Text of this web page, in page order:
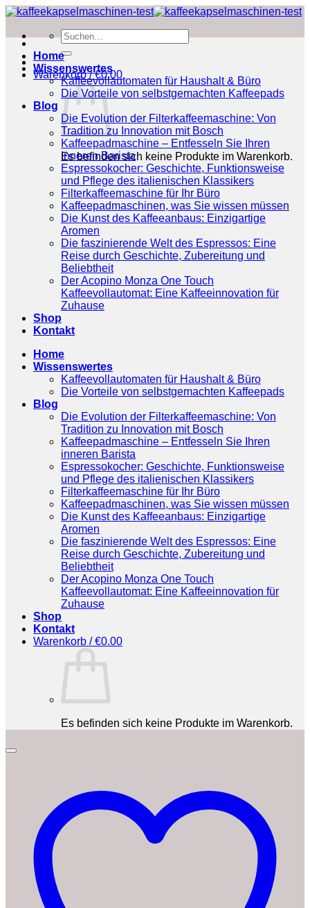
Zum
springen
Suchen
nach:
Warenkorb /€0.00
Es befinden sich keine Produkte im Warenkorb.
Home
Wissenswertes
Kaffeevollautomaten für Haushalt & Büro
Die Vorteile von selbstgemachten Kaffeepads
Blog
Die Evolution der Filterkaffeemaschine: Von
Tradition zu Innovation mit Bosch
Kaffeepadmaschine – Entfesseln Sie Ihren
inneren Barista
Espressokocher: Geschichte, Funktionsweise
und Pflege des italienischen Klassikers
Filterkaffeemaschine für Ihr Büro
Kaffeepadmaschinen, was Sie wissen müssen
Die Kunst des Kaffeeanbaus: Einzigartige
Aromen
Die faszinierende Welt des Espressos: Eine
Reise durch Geschichte, Zubereitung und
Beliebtheit
Der Acopino Monza One Touch
Kaffeevollautomat: Eine Kaffeeinnovation für
Zuhause
Shop
Kontakt
Home
Wissenswertes
Kaffeevollautomaten für Haushalt & Büro
Die Vorteile von selbstgemachten Kaffeepads
Blog
Die Evolution der Filterkaffeemaschine: Von
Tradition zu Innovation mit Bosch
Kaffeepadmaschine – Entfesseln Sie Ihren
inneren Barista
Espressokocher: Geschichte, Funktionsweise
und Pflege des italienischen Klassikers
Filterkaffeemaschine für Ihr Büro
Kaffeepadmaschinen, was Sie wissen müssen
Die Kunst des Kaffeeanbaus: Einzigartige
Aromen
Die faszinierende Welt des Espressos: Eine
Reise durch Geschichte, Zubereitung und
Beliebtheit
Der Acopino Monza One Touch
Kaffeevollautomat: Eine Kaffeeinnovation für
Zuhause
Shop
Kontakt
Warenkorb /€0.00
Es befinden sich keine Produkte im Warenkorb.